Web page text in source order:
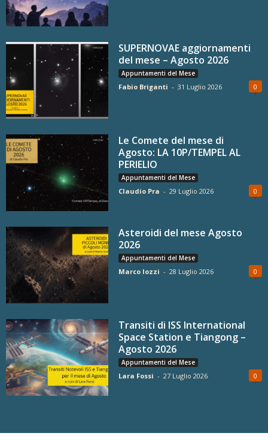
SUPERNOVAE aggiornamenti
del mese – Agosto 2026
Appuntamenti del Mese
Fabio Briganti - 31 Luglio 2026 0
Le Comete del mese di
Agosto: LA 10P/TEMPEL AL
PERIELIO
Appuntamenti del Mese
Claudio Pra - 29 Luglio 2026 0
Asteroidi del mese Agosto
2026
Appuntamenti del Mese
Marco Iozzi - 28 Luglio 2026 0
Transiti di ISS International
Space Station e Tiangong –
Agosto 2026
Appuntamenti del Mese
Lara Fossi - 27 Luglio 2026 0